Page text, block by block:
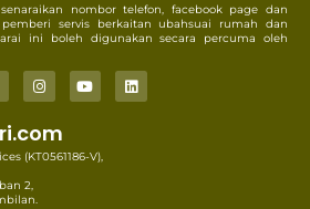
senaraikan nombor telefon, facebook page dan
servis berkaitan ubahsuai rumah dan
ini boleh digunakan secara percuma oleh
(KT0561186-V),
2,